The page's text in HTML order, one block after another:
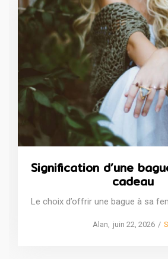
Signification d’une
cadeau
Le choix d’offrir une bague à sa
Alan
Posted
juin 22, 2026